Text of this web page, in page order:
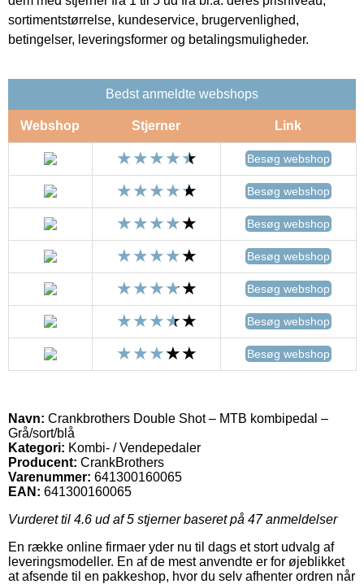
sortimentstørrelse, kundeservice, brugervenlighed,
betingelser, leveringsformer og betalingsmuligheder.
Bedst anmeldte webshops
Webshop Stjerner Link
Besøg webshop
Besøg webshop
Besøg webshop
Besøg webshop
Besøg webshop
Besøg webshop
Besøg webshop
Navn: Crankbrothers Double Shot – MTB kombipedal –
Grå/sort/blå
Kategori: Kombi- / Vendepedaler
Producent: CrankBrothers
Varenummer: 641300160065
EAN: 641300160065
Vurderet til 4.6 ud af 5 stjerner baseret på 47anmeldelser
En række online firmaer yder nu til dags et stort udvalg af
leveringsmodeller. En af de mest anvendte er for øjeblikket
at afsende til en pakkeshop, hvor du selv afhenter ordren når